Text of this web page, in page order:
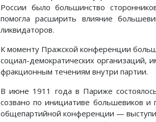
России было большинство
помогла расширить влияние
ликвидаторов.
К моменту Пражской конференции
социал-демократических
фракционным течениям внутри партии.
В июне 1911 года в Париже
созвано по инициативе большевиков
общепартийной конференции —